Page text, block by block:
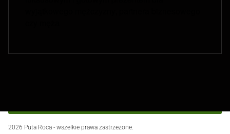
2026 Puta Roca - wszelkie prawa zastrzeżone.